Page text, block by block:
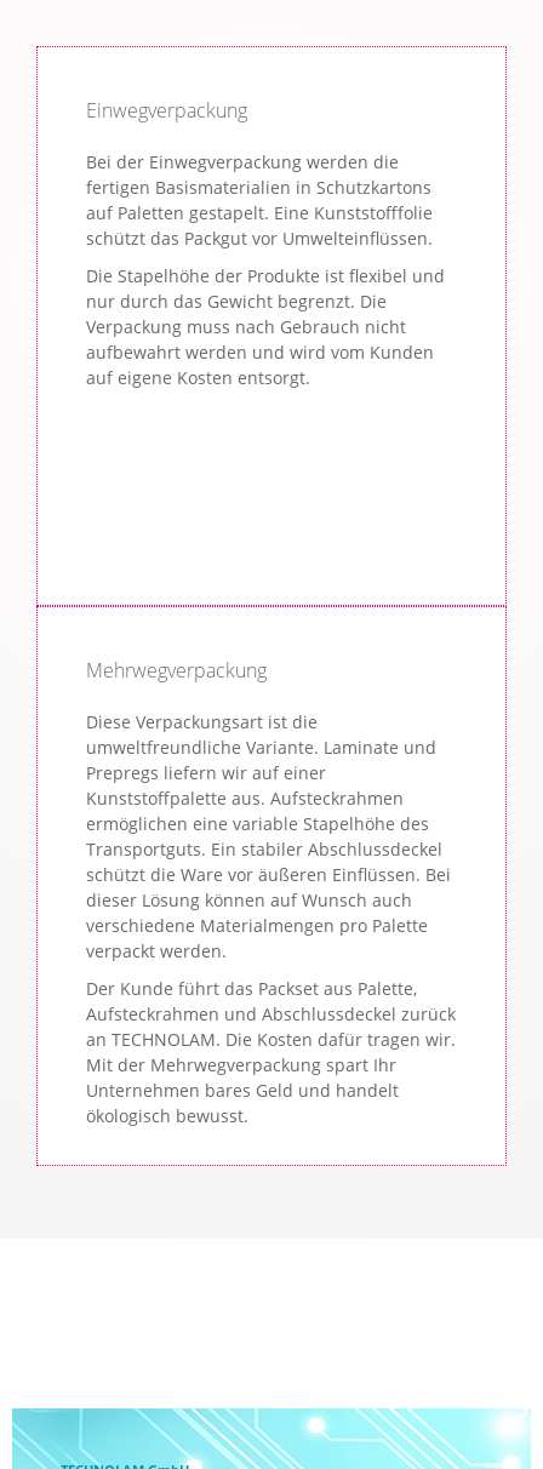
Einwegverpackung
Bei der Einwegverpackung werden die
fertigen Basismaterialien in Schutzkartons
auf Paletten gestapelt. Eine Kunststofffolie
schützt das Packgut vor Umwelteinflüssen.
Die Stapelhöhe der Produkte ist flexibel und
nur durch das Gewicht begrenzt. Die
Verpackung muss nach Gebrauch nicht
aufbewahrt werden und wird vom Kunden
auf eigene Kosten entsorgt.
Mehrwegverpackung
Diese Verpackungsart ist die
umweltfreundliche Variante. Laminate und
Prepregs liefern wir auf einer
Kunststoffpalette aus. Aufsteckrahmen
ermöglichen eine variable Stapelhöhe des
Transportguts. Ein stabiler Abschlussdeckel
schützt die Ware vor äußeren Einflüssen. Bei
dieser Lösung können auf Wunsch auch
verschiedene Materialmengen pro Palette
verpackt werden.
Der Kunde führt das Packset aus Palette,
Aufsteckrahmen und Abschlussdeckel zurück
an TECHNOLAM. Die Kosten dafür tragen wir.
Mit der Mehrwegverpackung spart Ihr
Unternehmen bares Geld und handelt
ökologisch bewusst.